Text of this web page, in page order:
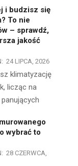
i budzisz się
To nie
– sprawdź,
jakość
24 LIPCA, 2026
klimatyzację
licząc na
wybrać to
28 CZERWCA,